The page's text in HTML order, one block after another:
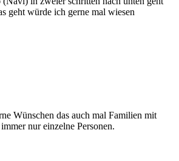
geht würde ich gerne mal wiesen
Wünschen das auch mal Familien mit
nur einzelne Personen.